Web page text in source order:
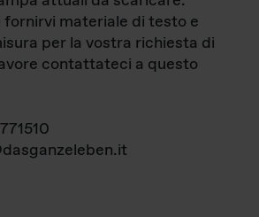
fornirvi materiale di testo e
per la vostra richiesta di
contattateci a questo